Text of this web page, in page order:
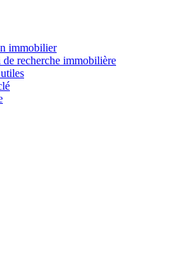
immobilier
recherche immobilière